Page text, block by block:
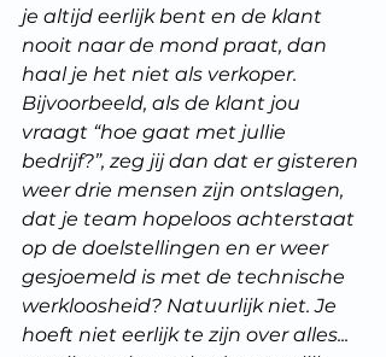
je altijd eerlijk bent en de klant
nooit naar de mond praat, dan
haal je het niet als verkoper.
Bijvoorbeeld, als de klant jou
vraagt “hoe gaat met jullie
bedrijf?”, zeg jij dan dat er gisteren
weer drie mensen zijn ontslagen,
dat je team hopeloos achterstaat
op de doelstellingen en er weer
gesjoemeld is met de technische
werkloosheid? Natuurlijk niet. Je
hoeft niet eerlijk te zijn over alles...